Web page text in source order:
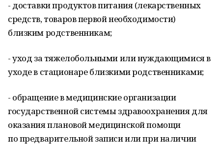
- доставки продуктов питания (лекарственных
средств, товаров первой необходимости)
близким родственникам;
- уход за тяжелобольными или нуждающимися в
уходе в стационаре близкими родственниками;
- обращение в медицинские организации
государственной системы здравоохранения для
оказания плановой медицинской помощи
по предварительной записи или при наличии